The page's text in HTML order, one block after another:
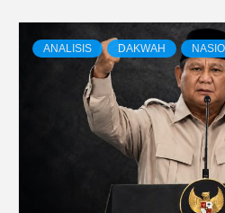
ANALISIS DAKWAH